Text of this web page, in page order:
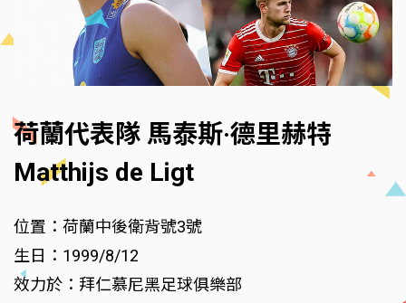
荷蘭代表隊 馬泰斯·德里赫特
Matthijs de Ligt
位置：荷蘭中後衛背號3號
生日：1999/8/12
效力於：拜仁慕尼黑足球俱樂部